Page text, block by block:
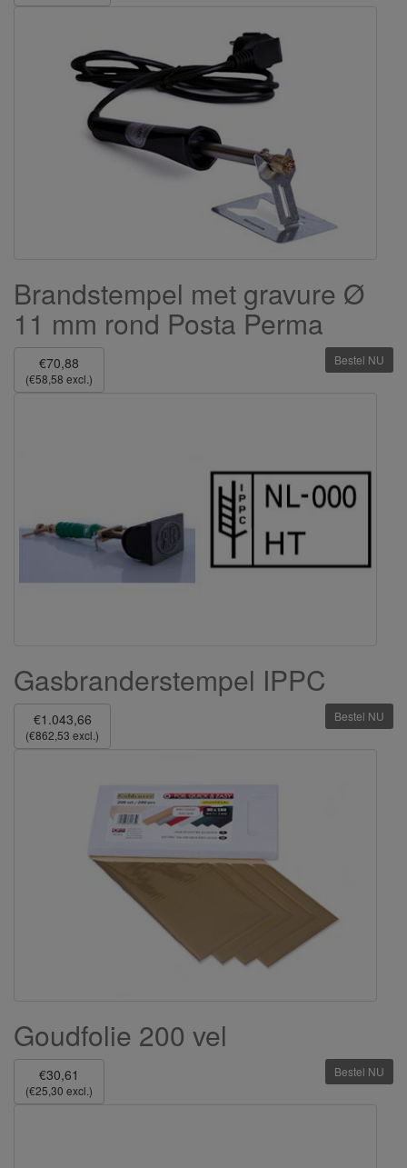
Brandstempel met gravure Ø
11 mm rond Posta Perma
€70,88
(€58,58 excl.)
Bestel NU
Gasbranderstempel IPPC
€1.043,66
(€862,53 excl.)
Bestel NU
Goudfolie 200 vel
€30,61
(€25,30 excl.)
Bestel NU